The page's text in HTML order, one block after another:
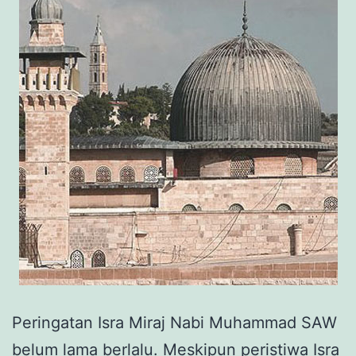
Peringatan Isra Miraj Nabi Muhammad SAW
belum lama berlalu. Meskipun peristiwa Isra